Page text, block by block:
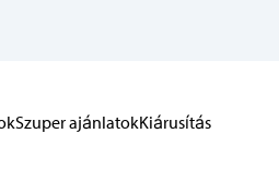
Szuper ajánlatokKiárusítás